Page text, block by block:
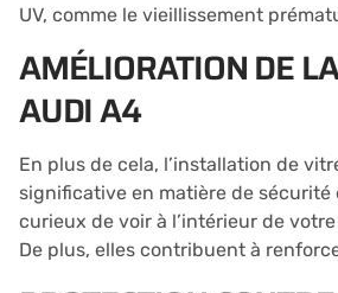
UV, comme le vieillissement
AMÉLIORATION DE
AUDI A4
En plus de cela, l’installation de
significative en matière de
curieux de voir à l’intérieur de
De plus, elles contribuent à